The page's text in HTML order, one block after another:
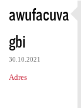
awufacuva
gbi
30.10.2021
Adres